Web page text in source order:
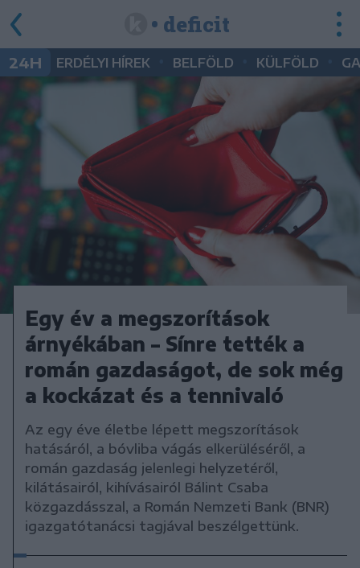
• deficit
24H ERDÉLYI HÍREK BELFÖLD KÜLFÖLD
Egy év a megszorítások
árnyékában – Sínre tették a
román gazdaságot, de sok még
a kockázat és a tennivaló
Az egy éve életbe lépett megszorítások
hatásáról, a bóvliba vágás elkerüléséről, a
román gazdaság jelenlegi helyzetéről,
kilátásairól, kihívásairól Bálint Csaba
közgazdásszal, a Román Nemzeti Bank (BNR)
igazgatótanácsi tagjával beszélgettünk.